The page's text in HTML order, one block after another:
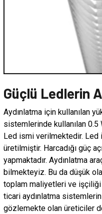
Güçlü Ledlerin
Aydınlatma için kullanılan
sistemlerinde kullanılan 0.5
Led ismi verilmektedir. Led
üretilmiştir. Harcadığı güç
yapmaktadır. Aydınlatma
bilmekteyiz. Bu da düşük
toplam maliyetleri ve işçiliği
ticari aydınlatma
gözlemekte olan üreticiler